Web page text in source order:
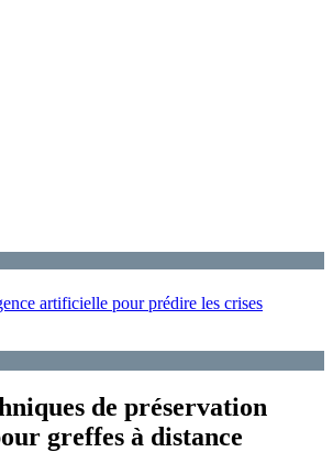
artificielle pour prédire les crises
de préservation
greffes à distance